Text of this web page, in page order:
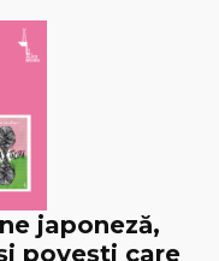
japoneză,
povești care